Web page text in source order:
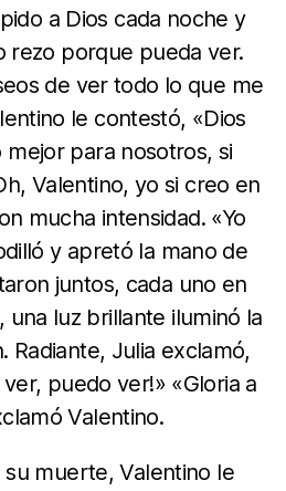
a Dios cada noche y
rezo porque pueda ver.
de ver todo lo que me
le contestó, «Dios
para nosotros, si
Valentino, yo si creo en
mucha intensidad. «Yo
y apretó la mano de
juntos, cada uno en
luz brillante iluminó la
Radiante, Julia exclamó,
puedo ver!» «Gloria a
Valentino.
su muerte, Valentino le